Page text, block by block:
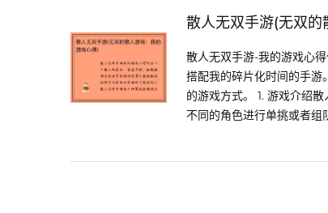
散人无双手游(无双
散人无双手游-我的游戏心
搭配我的碎片化时间的手游
的游戏方式。 1. 游戏介绍
不同的角色进行单挑或者组